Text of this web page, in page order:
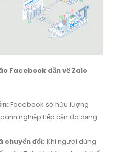
Facebook dẫn về Zalo
Facebook sở hữu lượng
nghiệp tiếp cận đa dạng
chuyển đổi: Khi người dùng